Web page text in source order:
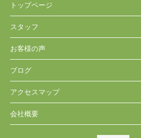
トップページ
スタッフ
お客様の声
ブログ
アクセスマップ
会社概要